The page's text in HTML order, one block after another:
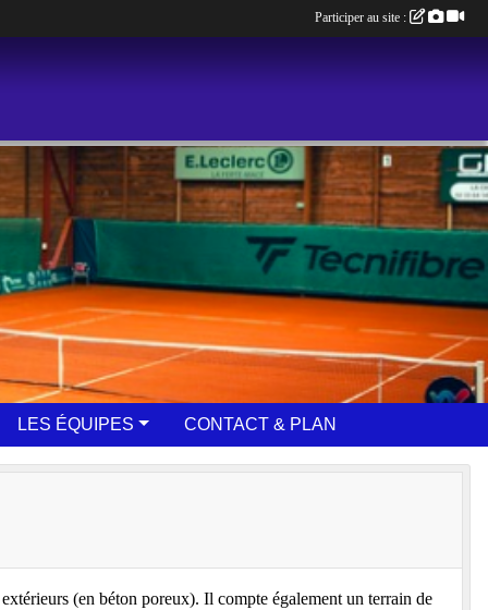
LES ÉQUIPES CONTACT & PLAN
(en béton poreux). Il compte également un terrain de
Participer au site :